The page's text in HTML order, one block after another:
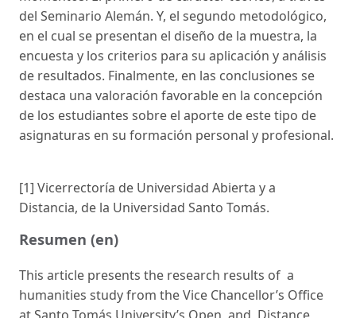
del Seminario Alemán. Y, el segundo metodológico,
en el cual se presentan el diseño de la muestra, la
encuesta y los criterios para su aplicación y análisis
de resultados. Finalmente, en las conclusiones se
destaca una valoración favorable en la concepción
de los estudiantes sobre el aporte de este tipo de
asignaturas en su formación personal y profesional.
[1] Vicerrectoría de Universidad Abierta y a
Distancia, de la Universidad Santo Tomás.
Resumen (en)
This article presents the research results of a
humanities study from the Vice Chancellor’s Office
at Santo Tomás University’s Open and Distance